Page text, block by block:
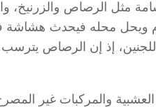
مثل الرصاص والزرنيخ،
ويحل محله فيحدث هشاشة
إذ إن الرصاص يترسب
والمركبات غير